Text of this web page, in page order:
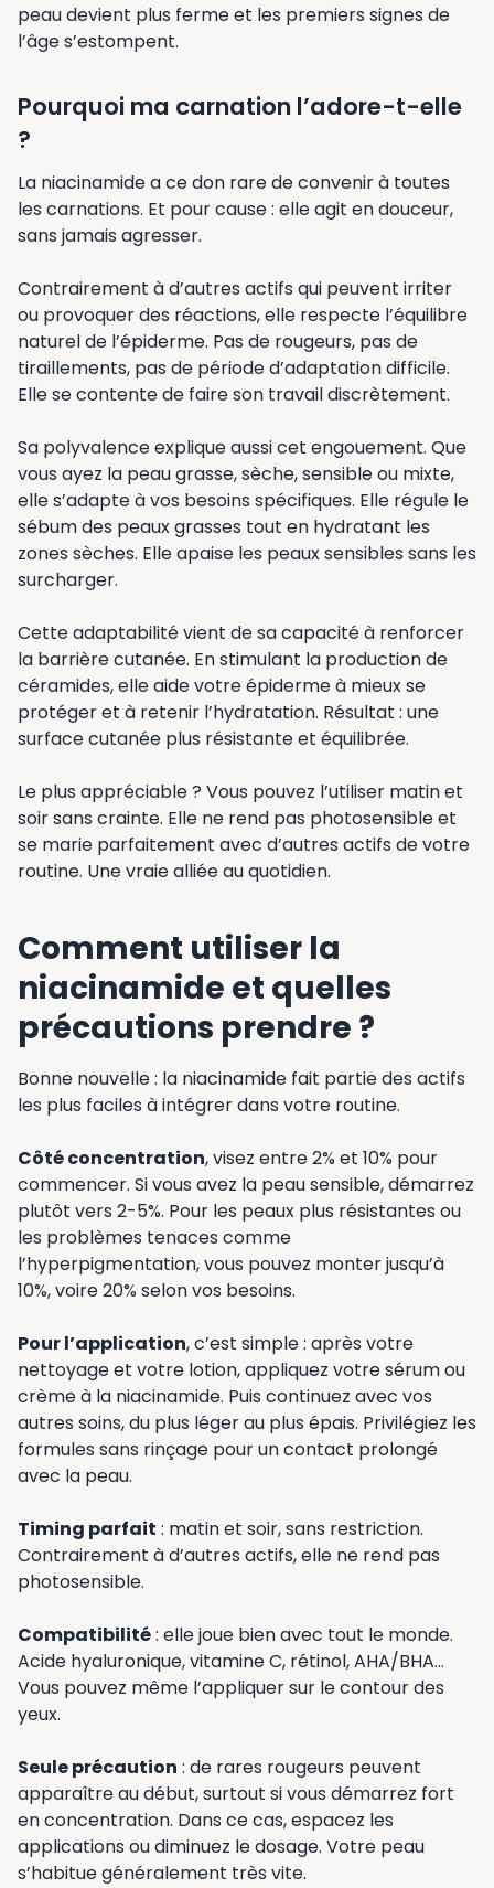
peau devient plus ferme et les premiers signes de
l’âge s’estompent.
Pourquoi ma carnation l’adore-t-elle
?
La niacinamide a ce don rare de convenir à toutes
les carnations. Et pour cause : elle agit en douceur,
sans jamais agresser.
Contrairement à d’autres actifs qui peuvent irriter
ou provoquer des réactions, elle respecte l’équilibre
naturel de l’épiderme. Pas de rougeurs, pas de
tiraillements, pas de période d’adaptation difficile.
Elle se contente de faire son travail discrètement.
Sa polyvalence explique aussi cet engouement. Que
vous ayez la peau grasse, sèche, sensible ou mixte,
elle s’adapte à vos besoins spécifiques. Elle régule le
sébum des peaux grasses tout en hydratant les
zones sèches. Elle apaise les peaux sensibles sans les
surcharger.
Cette adaptabilité vient de sa capacité à renforcer
la barrière cutanée. En stimulant la production de
céramides, elle aide votre épiderme à mieux se
protéger et à retenir l’hydratation. Résultat : une
surface cutanée plus résistante et équilibrée.
Le plus appréciable ? Vous pouvez l’utiliser matin et
soir sans crainte. Elle ne rend pas photosensible et
se marie parfaitement avec d’autres actifs de votre
routine. Une vraie alliée au quotidien.
Comment utiliser la
niacinamide et quelles
précautions prendre ?
Bonne nouvelle : la niacinamide fait partie des actifs
les plus faciles à intégrer dans votre routine.
Côté concentration, visez entre 2% et 10% pour
commencer. Si vous avez la peau sensible, démarrez
plutôt vers 2-5%. Pour les peaux plus résistantes ou
les problèmes tenaces comme
l’hyperpigmentation, vous pouvez monter jusqu’à
10%, voire 20% selon vos besoins.
Pour l’application, c’est simple : après votre
nettoyage et votre lotion, appliquez votre sérum ou
crème à la niacinamide. Puis continuez avec vos
autres soins, du plus léger au plus épais. Privilégiez les
formules sans rinçage pour un contact prolongé
avec la peau.
Timing parfait : matin et soir, sans restriction.
Contrairement à d’autres actifs, elle ne rend pas
photosensible.
Compatibilité: elle joue bien avec tout le monde.
Acide hyaluronique, vitamine C, rétinol, AHA/BHA…
Vous pouvez même l’appliquer sur le contour des
yeux.
Seule précaution : de rares rougeurs peuvent
apparaître au début, surtout si vous démarrez fort
en concentration. Dans ce cas, espacez les
applications ou diminuez le dosage. Votre peau
s’habitue généralement très vite.